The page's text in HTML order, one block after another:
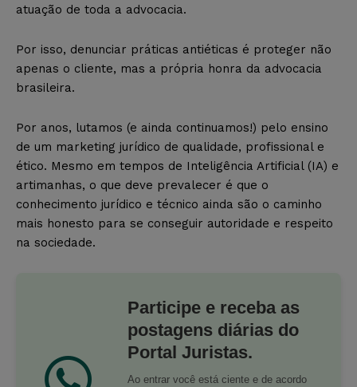
atuação de toda a advocacia.
Por isso, denunciar práticas antiéticas é proteger não
apenas o cliente, mas a própria honra da advocacia
brasileira.
Por anos, lutamos (e ainda continuamos!) pelo ensino
de um marketing jurídico de qualidade, profissional e
ético. Mesmo em tempos de Inteligência Artificial (IA) e
artimanhas, o que deve prevalecer é que o
conhecimento jurídico e técnico ainda são o caminho
mais honesto para se conseguir autoridade e respeito
na sociedade.
Participe e receba as
postagens diárias do
Portal Juristas.
Ao entrar você está ciente e de acordo